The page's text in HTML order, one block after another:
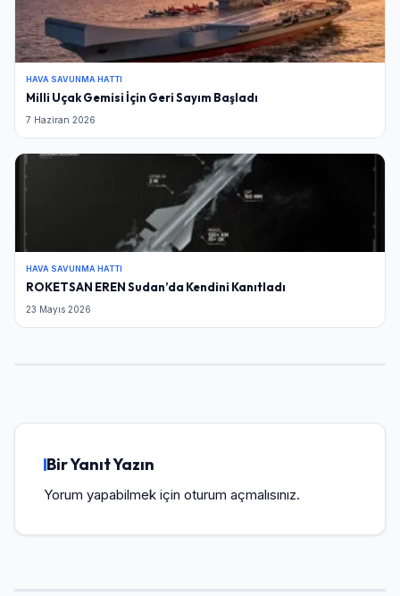
HAVA SAVUNMA HATTI
Milli Uçak Gemisi İçin Geri Sayım Başladı
7 Haziran 2026
HAVA SAVUNMA HATTI
ROKETSAN EREN Sudan’da Kendini Kanıtladı
23 Mayıs 2026
Bir Yanıt Yazın
Yorum yapabilmek için oturum açmalısınız.